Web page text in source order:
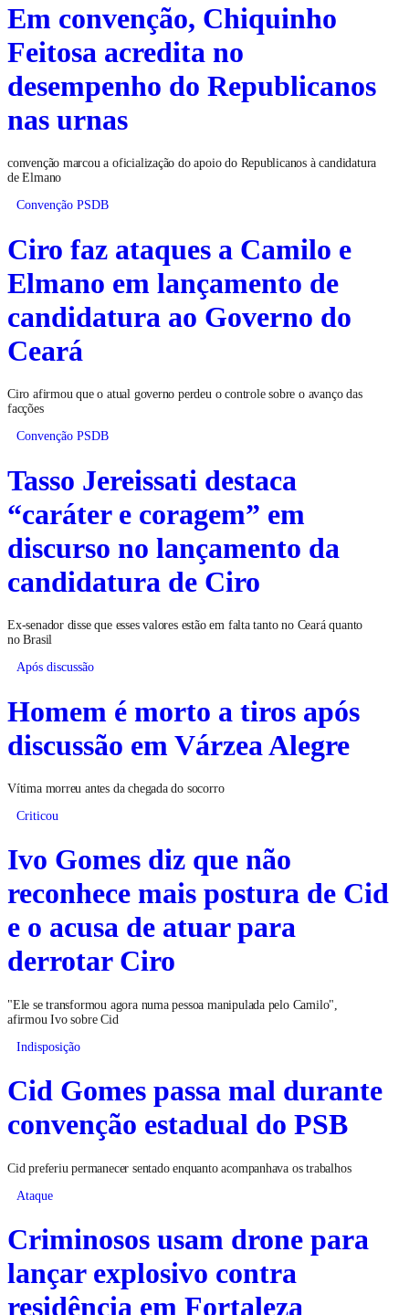
Em convenção, Chiquinho
Feitosa acredita no
desempenho do Republicanos
nas urnas
convenção marcou a oficialização do apoio do Republicanos à candidatura
de Elmano
Convenção PSDB
Ciro faz ataques a Camilo e
Elmano em lançamento de
candidatura ao Governo do
Ceará
Ciro afirmou que o atual governo perdeu o controle sobre o avanço das
facções
Convenção PSDB
Tasso Jereissati destaca
“caráter e coragem” em
discurso no lançamento da
candidatura de Ciro
Ex-senador disse que esses valores estão em falta tanto no Ceará quanto
no Brasil
Após discussão
Homem é morto a tiros após
discussão em Várzea Alegre
Vítima morreu antes da chegada do socorro
Criticou
Ivo Gomes diz que não
reconhece mais postura de Cid
e o acusa de atuar para
derrotar Ciro
"Ele se transformou agora numa pessoa manipulada pelo Camilo",
afirmou Ivo sobre Cid
Indisposição
Cid Gomes passa mal durante
convenção estadual do PSB
Cid preferiu permanecer sentado enquanto acompanhava os trabalhos
Ataque
Criminosos usam drone para
lançar explosivo contra
residência em Fortaleza